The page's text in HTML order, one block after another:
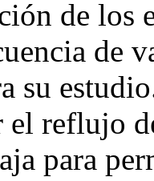
de los
de
su
el reflujo
para